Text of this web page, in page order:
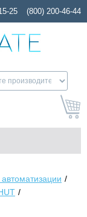
25 (800) 200-46-44